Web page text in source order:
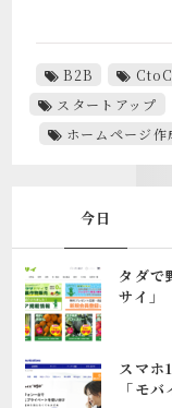
B2B
スタートアップ
ホームページ作
今日
タダで
サイ」
スマホ
「モ